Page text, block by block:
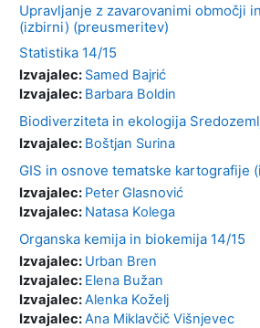
Upravljanje z zavarovanimi območji
(izbirni) (preusmeritev)
Statistika 14/15
Izvajalec: Samed Bajrić
Izvajalec: Barbara Boldin
Biodiverziteta in ekologija
Izvajalec: Boštjan Surina
GIS in osnove tematske kartografije
Izvajalec: Peter Glasnović
Izvajalec: Natasa Kolega
Organska kemija in biokemija 14/15
Izvajalec: Urban Bren
Izvajalec: Elena Bužan
Izvajalec:Alenka Koželj
Izvajalec:Ana Miklavčič Višnjevec